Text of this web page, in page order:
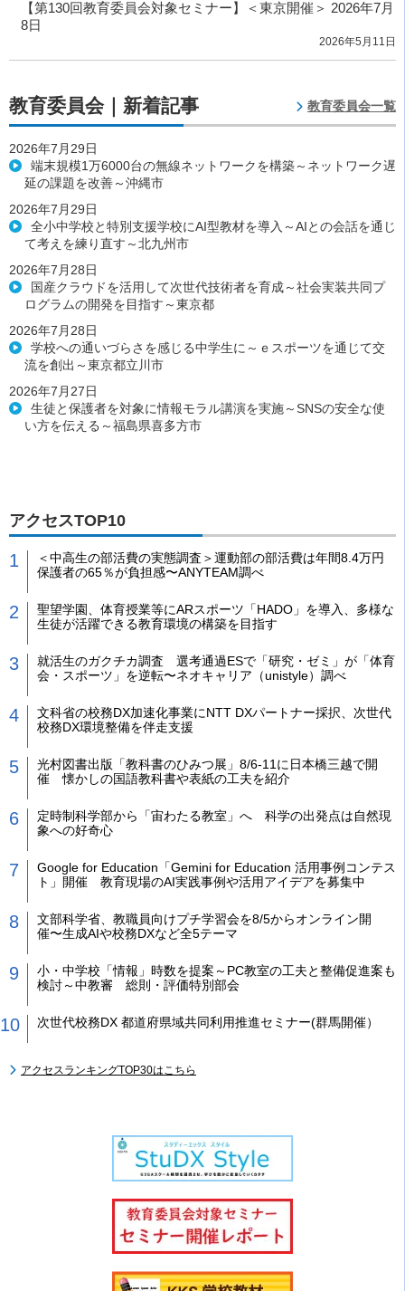
【第130回教育委員会対象セミナー】＜東京開催＞ 2026年7月
8日
2026年5月11日
教育委員会｜新着記事 教育委員会一覧
2026年7月29日
端末規模1万6000台の無線ネットワークを構築～ネットワーク遅
延の課題を改善～沖縄市
2026年7月29日
全小中学校と特別支援学校にAI型教材を導入～AIとの会話を通じ
て考えを練り直す～北九州市
2026年7月28日
国産クラウドを活用して次世代技術者を育成～社会実装共同プ
ログラムの開発を目指す～東京都
2026年7月28日
学校への通いづらさを感じる中学生に～ｅスポーツを通じて交
流を創出～東京都立川市
2026年7月27日
生徒と保護者を対象に情報モラル講演を実施～SNSの安全な使
い方を伝える～福島県喜多方市
アクセスTOP10
＜中高生の部活費の実態調査＞運動部の部活費は年間8.4万円
保護者の65％が負担感〜ANYTEAM調べ
聖望学園、体育授業等にARスポーツ「HADO」を導入、多様な
生徒が活躍できる教育環境の構築を目指す
就活生のガクチカ調査 選考通過ESで「研究・ゼミ」が「体育
会・スポーツ」を逆転〜ネオキャリア（unistyle）調べ
文科省の校務DX加速化事業にNTT DXパートナー採択、次世代
校務DX環境整備を伴走支援
光村図書出版「教科書のひみつ展」8/6-11に日本橋三越で開
催 懐かしの国語教科書や表紙の工夫を紹介
定時制科学部から「宙わたる教室」へ 科学の出発点は自然現
象への好奇心
Google for Education「Gemini for Education 活用事例コンテス
ト」開催 教育現場のAI実践事例や活用アイデアを募集中
文部科学省、教職員向けプチ学習会を8/5からオンライン開
催〜生成AIや校務DXなど全5テーマ
小・中学校「情報」時数を提案～PC教室の工夫と整備促進案も
検討～中教審 総則・評価特別部会
次世代校務DX 都道府県域共同利用推進セミナー(群馬開催）
アクセスランキングTOP30はこちら